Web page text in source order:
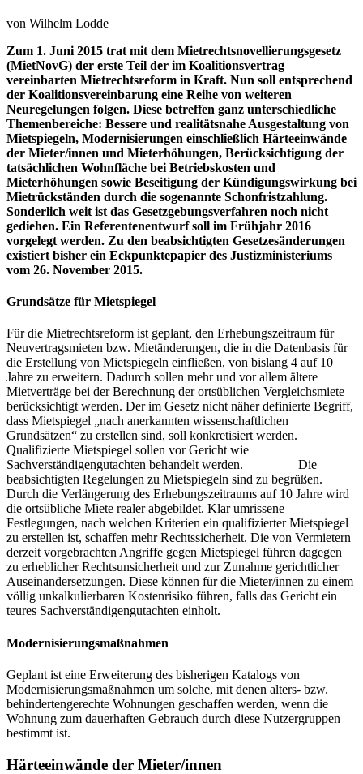
von Wilhelm Lodde
Zum 1. Juni 2015 trat mit dem Mietrechtsnovellierungsgesetz
(MietNovG) der erste Teil der im Koalitionsvertrag
vereinbarten Mietrechtsreform in Kraft. Nun soll entsprechend
der Koalitionsvereinbarung eine Reihe von weiteren
Neuregelungen folgen. Diese betreffen ganz unterschiedliche
Themenbereiche: Bessere und realitätsnahe Ausgestaltung von
Mietspiegeln, Modernisierungen einschließlich Härteeinwände
der Mieter/innen und Mieterhöhungen, Berücksichtigung der
tatsächlichen Wohnfläche bei Betriebskosten und
Mieterhöhungen sowie Beseitigung der Kündigungswirkung bei
Mietrückständen durch die sogenannte Schonfristzahlung.
Sonderlich weit ist das Gesetzgebungsverfahren noch nicht
gediehen. Ein Referentenentwurf soll im Frühjahr 2016
vorgelegt werden. Zu den beabsichtigten Gesetzesänderungen
existiert bisher ein Eckpunktepapier des Justizministeriums
vom 26. November 2015.
Grundsätze für Mietspiegel
Für die Mietrechtsreform ist geplant, den Erhebungszeitraum für
Neuvertragsmieten bzw. Mietänderungen, die in die Datenbasis für
die Erstellung von Mietspiegeln einfließen, von bislang 4 auf 10
Jahre zu erweitern. Dadurch sollen mehr und vor allem ältere
Mietverträge bei der Berechnung der ortsüblichen Vergleichsmiete
berücksichtigt werden. Der im Gesetz nicht näher definierte Begriff,
dass Mietspiegel „nach anerkannten wissenschaftlichen
Grundsätzen“ zu erstellen sind, soll konkretisiert werden.
Qualifizierte Mietspiegel sollen vor Gericht wie
Sachverständigengutachten behandelt werden. Die
beabsichtigten Regelungen zu Mietspiegeln sind zu begrüßen.
Durch die Verlängerung des Erhebungszeitraums auf 10 Jahre wird
die ortsübliche Miete realer abgebildet. Klar umrissene
Festlegungen, nach welchen Kriterien ein qualifizierter Mietspiegel
zu erstellen ist, schaffen mehr Rechtssicherheit. Die von Vermietern
derzeit vorgebrachten Angriffe gegen Mietspiegel führen dagegen
zu erheblicher Rechtsunsicherheit und zur Zunahme gerichtlicher
Auseinandersetzungen. Diese können für die Mieter/innen zu einem
völlig unkalkulierbaren Kostenrisiko führen, falls das Gericht ein
teures Sachverständigengutachten einholt.
Modernisierungsmaßnahmen
Geplant ist eine Erweiterung des bisherigen Katalogs von
Modernisierungsmaßnahmen um solche, mit denen alters- bzw.
behindertengerechte Wohnungen geschaffen werden, wenn die
Wohnung zum dauerhaften Gebrauch durch diese Nutzergruppen
bestimmt ist.
Härteeinwände der Mieter/innen